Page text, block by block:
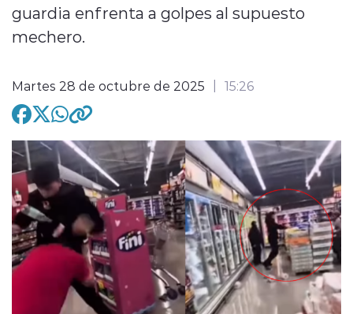
guardia enfrenta a golpes al supuesto
mechero.
Martes 28 de octubre de 2025 15:26